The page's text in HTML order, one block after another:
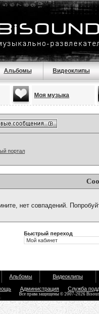
Альбомы Видеоклипы
Моя музыка
портал
нет совпадений.
Быстрый переход
Альбомы Видеоклипы
Администрация Служба
Все права защищены © 2007-2026